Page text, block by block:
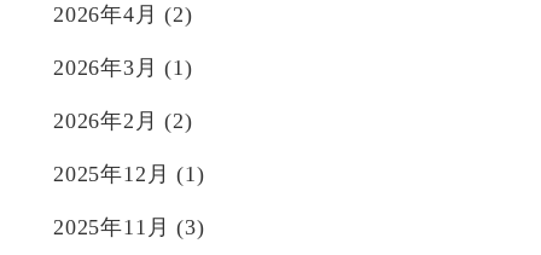
2026年4月 (2)
2026年3月 (1)
2026年2月 (2)
2025年12月 (1)
2025年11月 (3)